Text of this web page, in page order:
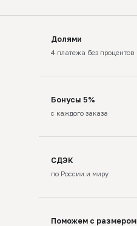
Долями
4 платежа без процентов
Бонусы 5%
с каждого заказа
СДЭК
по России и миру
Поможем с размером